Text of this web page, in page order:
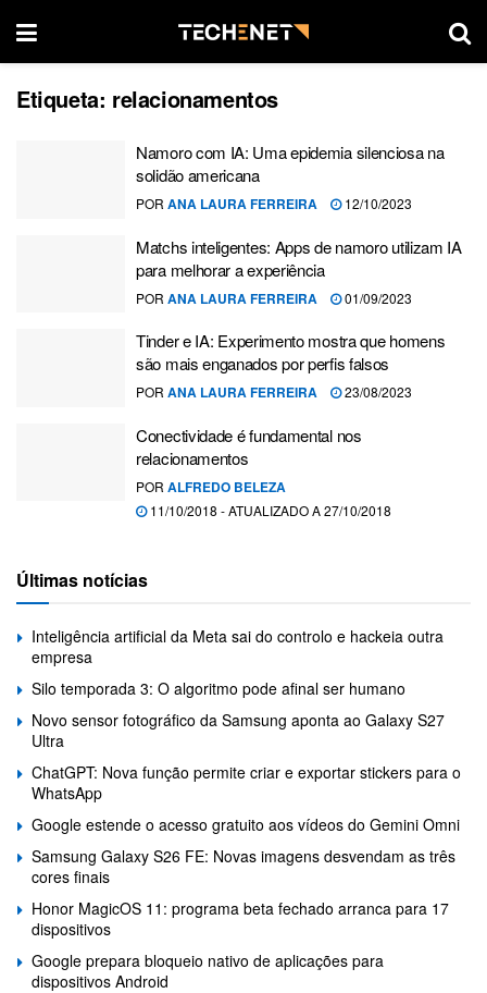
Etiqueta: relacionamentos
Namoro com IA: Uma epidemia silenciosa na
solidão americana
POR ANA LAURA FERREIRA 12/10/2023
Matchs inteligentes: Apps de namoro utilizam IA
para melhorar a experiência
POR ANA LAURA FERREIRA 01/09/2023
Tinder e IA: Experimento mostra que homens
são mais enganados por perfis falsos
POR ANA LAURA FERREIRA 23/08/2023
Conectividade é fundamental nos
relacionamentos
POR ALFREDO BELEZA
11/10/2018 - ATUALIZADO A 27/10/2018
Últimas notícias
Inteligência artificial da Meta sai do controlo e hackeia outra
empresa
Silo temporada 3: O algoritmo pode afinal ser humano
Novo sensor fotográfico da Samsung aponta ao Galaxy S27
Ultra
ChatGPT: Nova função permite criar e exportar stickers para o
WhatsApp
Google estende o acesso gratuito aos vídeos do Gemini Omni
Samsung Galaxy S26 FE: Novas imagens desvendam as três
cores finais
Honor MagicOS 11: programa beta fechado arranca para 17
dispositivos
Google prepara bloqueio nativo de aplicações para
dispositivos Android